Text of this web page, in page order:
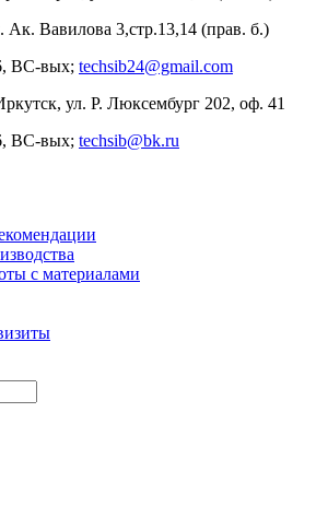
Ак. Вавилова 3,стр.13,14 (прав. б.)
ВС-вых; techsib24@gmail.com
ул. Р. Люксембург 202, оф. 41
ВС-вых; techsib@bk.ru
с материалами